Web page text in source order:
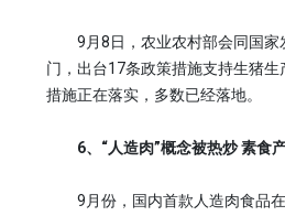
9月8日，农业农村部会同国家
门，出台17条政策措施支持生猪
措施正在落实，多数已经落地。
6、“人造肉”概念被热炒 素食
9月份，国内首款人造肉食品在